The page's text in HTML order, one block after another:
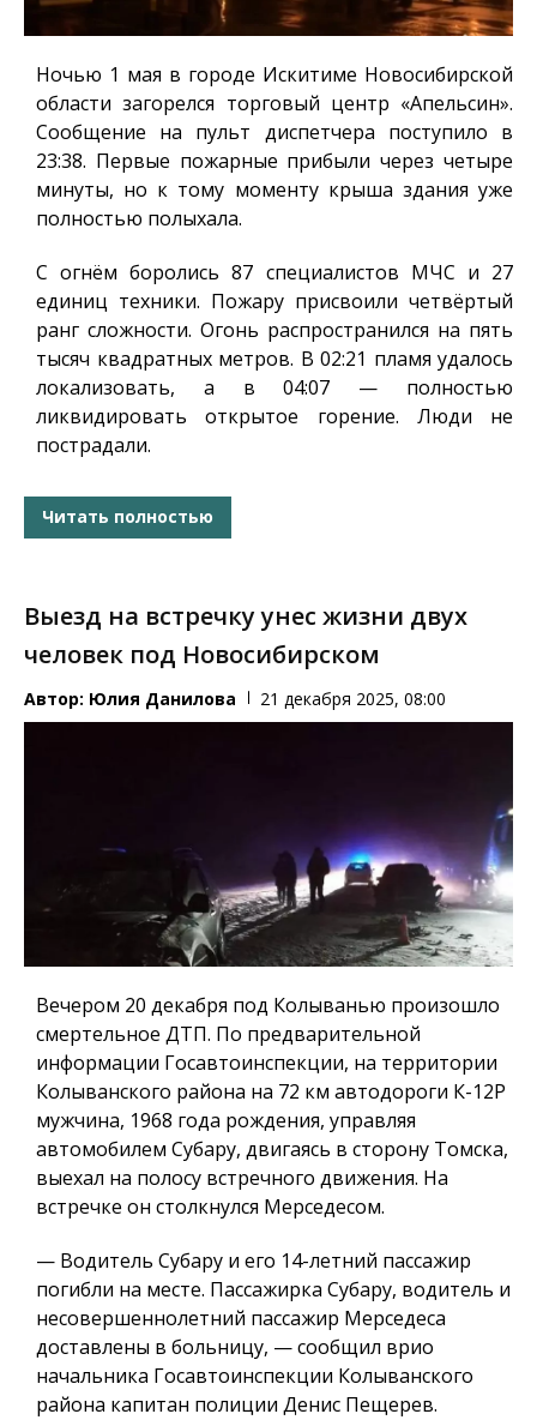
Ночью 1 мая в городе Искитиме Новосибирской
области загорелся торговый центр «Апельсин».
Сообщение на пульт диспетчера поступило в
23:38. Первые пожарные прибыли через четыре
минуты, но к тому моменту крыша здания уже
полностью полыхала.
С огнём боролись 87 специалистов МЧС и 27
единиц техники. Пожару присвоили четвёртый
ранг сложности. Огонь распространился на пять
тысяч квадратных метров. В 02:21 пламя удалось
локализовать, а в 04:07 — полностью
ликвидировать открытое горение. Люди не
пострадали.
Читать полностью
Выезд на встречку унес жизни двух
человек под Новосибирском
Автор: Юлия Данилова 21 декабря 2025, 08:00
Вечером 20 декабря под Колыванью произошло
смертельное ДТП. По предварительной
информации Госавтоинспекции, на территории
Колыванского района на 72 км автодороги К-12Р
мужчина, 1968 года рождения, управляя
автомобилем Субару, двигаясь в сторону Томска,
выехал на полосу встречного движения. На
встречке он столкнулся Мерседесом.
— Водитель Субару и его 14-летний пассажир
погибли на месте. Пассажирка Субару, водитель и
несовершеннолетний пассажир Мерседеса
доставлены в больницу, — сообщил врио
начальника Госавтоинспекции Колыванского
района капитан полиции Денис Пещерев.